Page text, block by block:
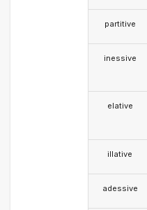
partitive
inessive
elative
illative
adessive